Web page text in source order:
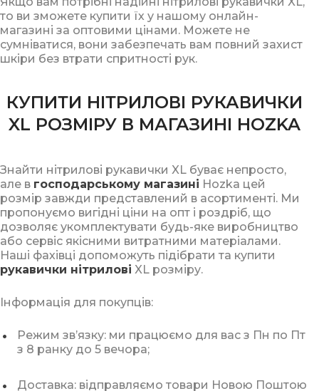
то ви зможете купити їх у нашому онлайн-
магазині за оптовими цінами. Можете не
сумніватися, вони забезпечать вам повний захист
шкіри без втрати спритності рук.
КУПИТИ НІТРИЛОВІ РУКАВИЧКИ
XL РОЗМІРУ В МАГАЗИНІ HOZKA
Знайти нітрилові рукавички XL буває непросто,
але в господарському магазині Hozka цей
розмір завжди представлений в асортименті. Ми
пропонуємо вигідні ціни на опт і роздріб, що
дозволяє укомплектувати будь-яке виробництво
або сервіс якісними витратними матеріалами.
Наші фахівці допоможуть підібрати та купити
рукавички нітрилові XL розміру.
Інформація для покупців:
Режим звʼязку: ми працюємо для вас з Пн по Пт
з 8 ранку до 5 вечора;
Доставка: відправляємо товари Новою Поштою